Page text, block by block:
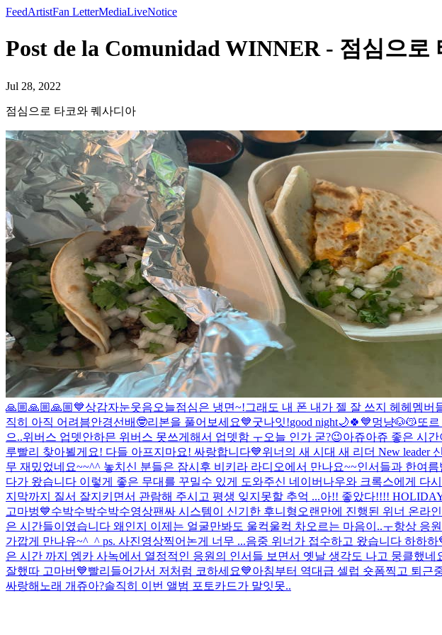
FeedArtistFan LetterMediaLiveNotice
Post de la Comunidad WINNER - 점심으
Jul 28, 2022
점심으로 타코와 퀘사디아
🙏🏼🙏🏼🙏🏼💙상감자눈웃음오늘점심은 냉면~!그래도 내 폰 내가 젤 잘 쓰지 헤헤 멤버
직히 아직 어려븜안경선배🤓리본을 풀어보세요💙굿나잇!good night🌙🍀💙멍냥🐶😽또
으..위버스 업뎃안하믄 위버스 못쓰게해서 업뎃함 ㅜ오늘 인가 굳?😉아쥬아쥬 좋은 시
루빨리 찾아뵐게요! 다들 아프지마요! 싸랑합니다💙위너의 새 시대 새 리더 New leader
무 재밌었네요~~^^ 놓치신 분들은 잠시후 비키라 라디오에서 만나요~~인서들과 한여
다가 왔습니다 이렇게 좋은 무대를 꾸밀수 있게 도와주신 네이버나우와 크록스에게
지막까지 질서 잘지키면서 관람해 주시고 평생 잊지못할 추억 ...아!! 좋았다!!!!
고마벙💙수박수박수박수영상팬싸 시스템이 신기한 후니형 오랜만에 진행된 위너 온라
은 시간들이였습니다 왜인지 이제는 얼굴만봐도 울컥울컥 차오르는 마음이..ㅜ항상
가깝게 만나유~^_^ ps. 사진영상찍어논게 너무 ...음중 위너가 접수하고 왔습니다 하하하
은 시간 까지 엠카 사녹에서 열정적인 응원의 인서들 보면서 옛날 생각도 나고 뭉클했
잘했따 고마버💙빨리들어가서 저처럼 코하세요💙아침부터 역대급 셀럽 숏폼찍고 퇴근
싸랑해 노래 개쥬아?솔직히 이번 앨범 포토카드가 말잇못..